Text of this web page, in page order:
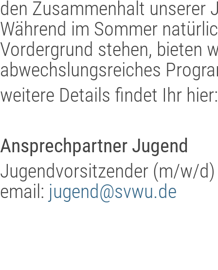
den Zusammenhalt unserer
Während im Sommer
Vordergrund stehen, bieten
abwechslungsreiches
weitere Details findet Ihr
Ansprechpartner Jugend
Jugendvorsitzender (m/w/d)
email: jugend@svwu.de